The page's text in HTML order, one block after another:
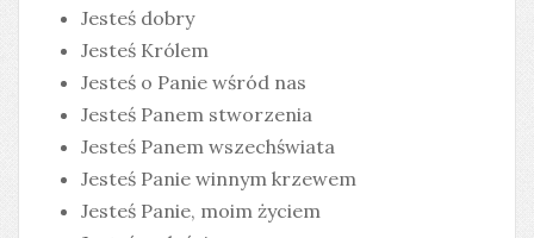
Jesteś dobry
Jesteś Królem
Jesteś o Panie wśród nas
Jesteś Panem stworzenia
Jesteś Panem wszechświata
Jesteś Panie winnym krzewem
Jesteś Panie, moim życiem